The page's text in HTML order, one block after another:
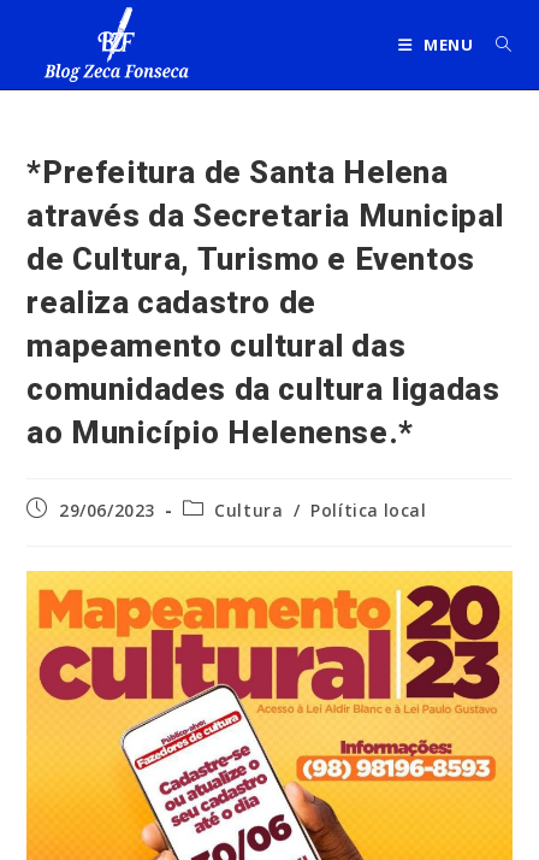
MENU
*Prefeitura de Santa Helena
através da Secretaria Municipal
de Cultura, Turismo e Eventos
realiza cadastro de
mapeamento cultural das
comunidades da cultura ligadas
ao Município Helenense.*
Post29/06/2023
Categoria
Cultura / Política local